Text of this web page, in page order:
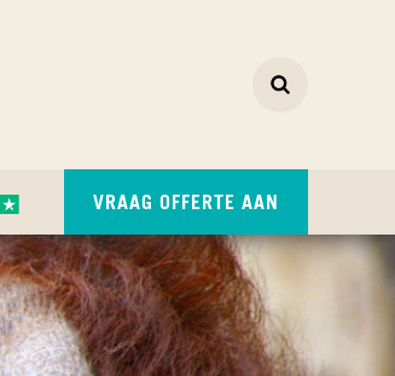
Zoeken
VRAAG OFFERTE AAN